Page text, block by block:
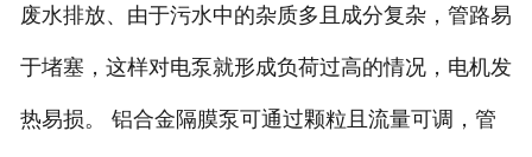
废水排放、由于污水中的杂质多且成分复杂，管路易
于堵塞，这样对电泵就形成负荷过高的情况，电机发
热易损。 铝合金隔膜泵可通过颗粒且流量可调，管